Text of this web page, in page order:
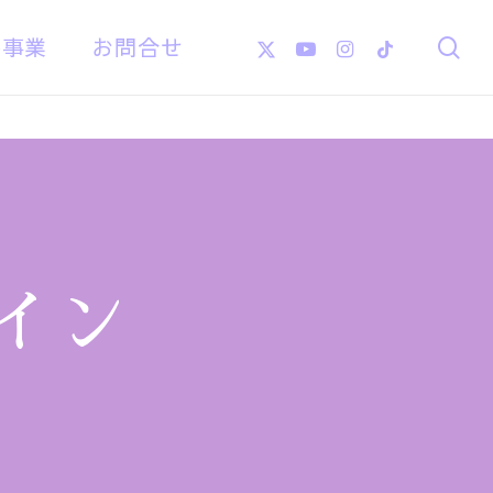
業 お問合せ
X-
Twitter
YoutubeInstagram
Tiktok
ン